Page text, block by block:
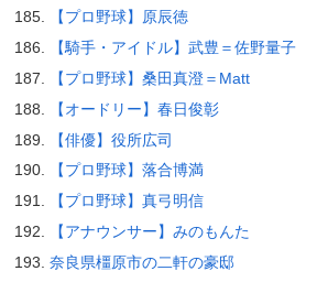
【プロ野球】原辰徳
【騎手・アイドル】武豊＝佐野量子
【プロ野球】桑田真澄＝Matt
【オードリー】春日俊彰
【俳優】役所広司
【プロ野球】落合博満
【プロ野球】真弓明信
【アナウンサー】みのもんた
奈良県橿原市の二軒の豪邸